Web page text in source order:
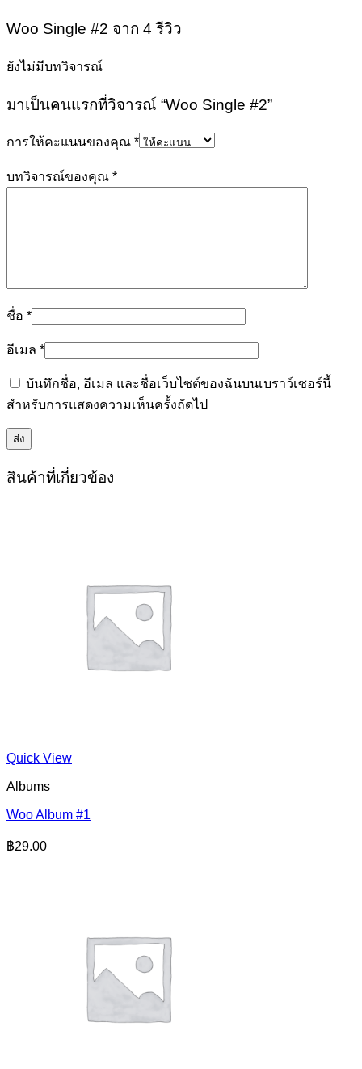
Woo Single #2 จาก 4 รีวิว
ยังไม่มีบทวิจารณ์
มาเป็นคนแรกที่วิจารณ์ “Woo Single #2”
การให้คะแนนของคุณ *
บทวิจารณ์ของคุณ *
ชื่อ *
อีเมล *
บันทึกชื่อ, อีเมล และชื่อเว็บไซต์ของฉันบนเบราว์เซอร์นี้
สำหรับการแสดงความเห็นครั้งถัดไป
สินค้าที่เกี่ยวข้อง
Quick View
Albums
Woo Album #1
฿29.00